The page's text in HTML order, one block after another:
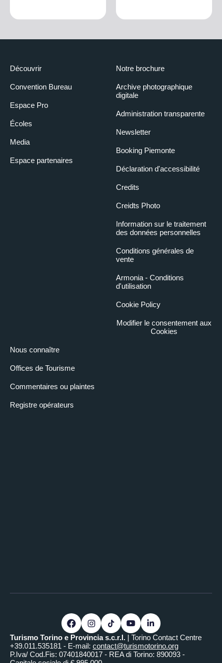
Découvrir
Convention Bureau
Espace Pro
Écoles
Media
Espace partenaires
Nous connaître
Offices de Tourisme
Commentaires ou plaintes
Registre opérateurs
Notre brochure
Archive photographique
digitale
Administration transparente
Newsletter
Booking Piemonte
Déclaration d'accessibilité
Credits
Creidts Photo
Information sur le traitement
des données personnelles
Conditions générales de
vente
Armonia - Conditions
d'utilisation
Cookie Policy
Modifier le consentement aux
Cookies
Turismo Torino e Provincia s.c.r.l. | Torino Contact Centre
+39.011.535181 - E-mail: contact@turismotorino.org
P.Iva/ Cod.Fis: 07401840017 - REA di Torino: 890093 -